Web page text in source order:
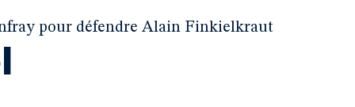
pour défendre Alain Finkielkraut